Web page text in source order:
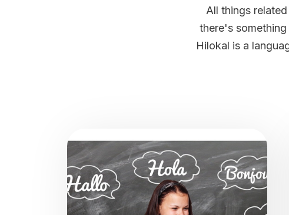
All things
there's
Hilokal is a